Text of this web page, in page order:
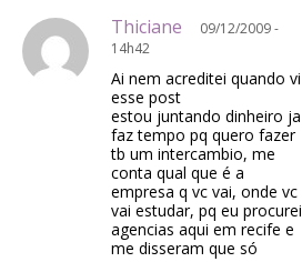
Thiciane
09/12/2009 -
14h42
Ai nem acreditei quando vi
esse post
estou juntando dinheiro ja
faz tempo pq quero fazer
tb um intercambio, me
conta qual que é a
empresa q vc vai, onde vc
vai estudar, pq eu procurei
agencias aqui em recife e
me disseram que só